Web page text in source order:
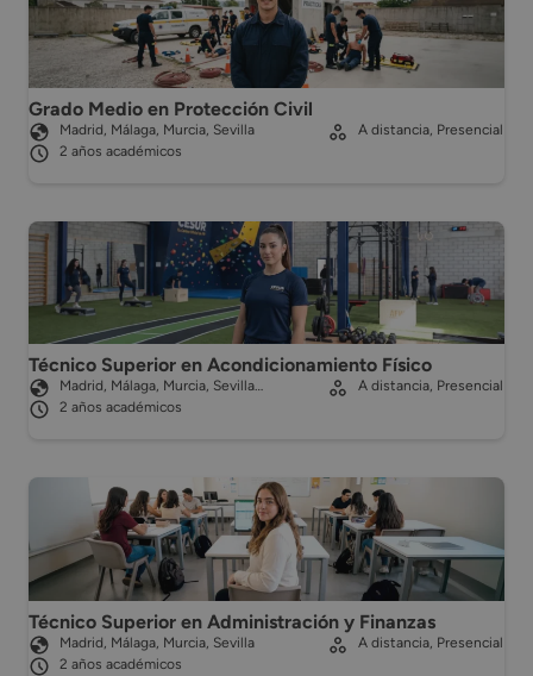
Grado Medio en Protección Civil
Madrid, Málaga, Murcia, Sevilla
2 años académicos
A distancia, Presencial
Técnico Superior en Acondicionamiento Físico
Madrid, Málaga, Murcia, Sevilla…
2 años académicos
A distancia, Presencial
Técnico Superior en Administración y Finanzas
Madrid, Málaga, Murcia, Sevilla
2 años académicos
A distancia, Presencial